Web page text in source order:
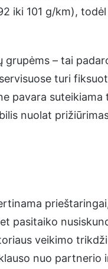
iki 101 g/km),
– tai
turi
pavara
nuolat
pasitaiko
veikimo
nuo partnerio